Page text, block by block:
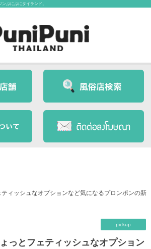
ぷにぷにタイランド。
ティッシュなオプションなど気になるプロンポンの新
pickup
っとフェティッシュなオプション